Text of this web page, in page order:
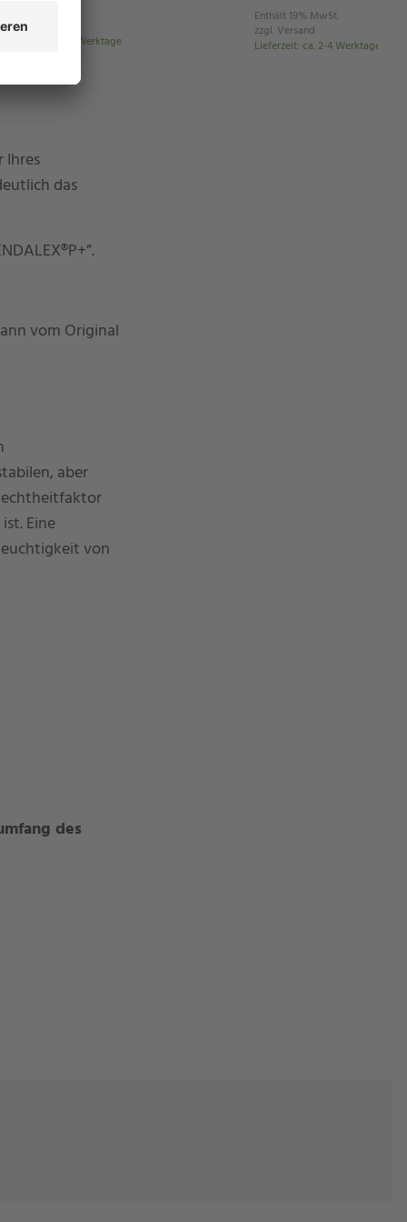
Versand
ca. 2-4 Werktage
Enthält 19% MwSt.
zzgl. Versand
Lieferzeit: ca. 2-4 Werktage
Ihres
das
vom Original
aber
Eine
von
des